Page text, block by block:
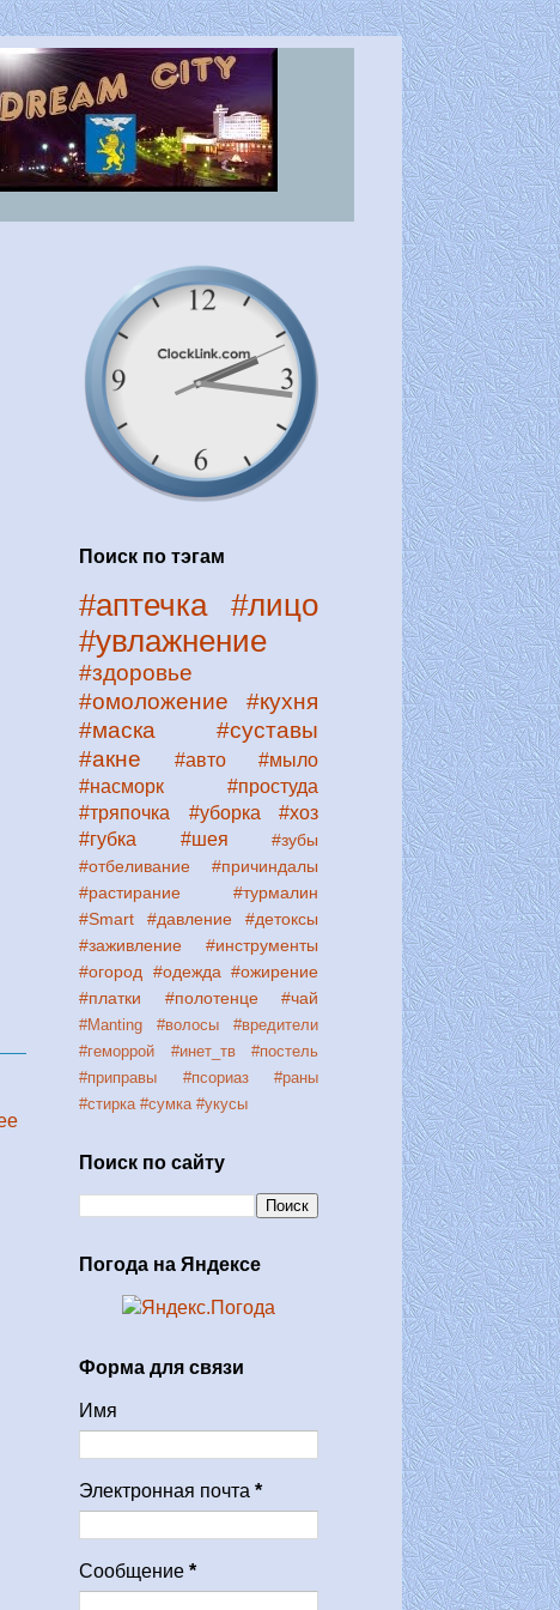
Поиск по тэгам
#аптечка
#лицо
#увлажнение
#здоровье
#омоложение
#кухня
#маска
#суставы
#акне
#авто
#мыло
#насморк
#простуда
#тряпочка
#уборка
#хоз
#губка
#шея
#зубы
#отбеливание
#причиндалы
#растирание
#турмалин
#Smart
#давление
#детоксы
#заживление
#инструменты
#огород
#одежда #ожирение
#платки
#полотенце #чай
#Manting #волосы
#вредители
#геморрой
#инет_тв
#постель
#приправы
#псориаз
#раны
#стирка #сумка #укусы
Поиск по сайту
Погода на Яндексе
Форма для связи
Имя
Электронная почта *
Сообщение *